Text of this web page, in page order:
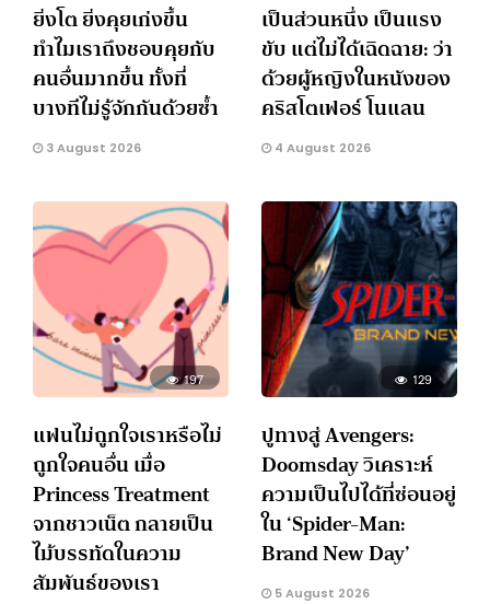
ยิ่งโต ยิ่งคุยเก่งขึ้น
ทำไมเราถึงชอบคุยกับ
คนอื่นมากขึ้น ทั้งที่
บางทีไม่รู้จักกันด้วยซ้ำ
3 August 2026
เป็นส่วนหนึ่ง เป็นแรง
ขับ แต่ไม่ได้เฉิดฉาย: ว่า
ด้วยผู้หญิงในหนังของ
คริสโตเฟอร์ โนแลน
4 August 2026
197
แฟนไม่ถูกใจเราหรือไม่
ถูกใจคนอื่น เมื่อ
Princess Treatment
จากชาวเน็ต กลายเป็น
ไม้บรรทัดในความ
สัมพันธ์ของเรา
129
ปูทางสู่ Avengers:
Doomsday วิเคราะห์
ความเป็นไปได้ที่ซ่อนอยู่
ใน ‘Spider-Man:
Brand New Day’
5 August 2026